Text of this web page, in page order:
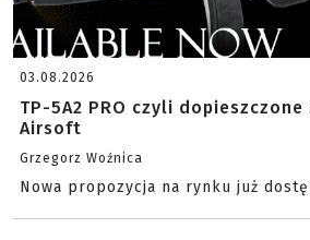
03.08.2026
TP-5A2 PRO czyli dopieszczone
Airsoft
Grzegorz Woźnica
Nowa propozycja na rynku już